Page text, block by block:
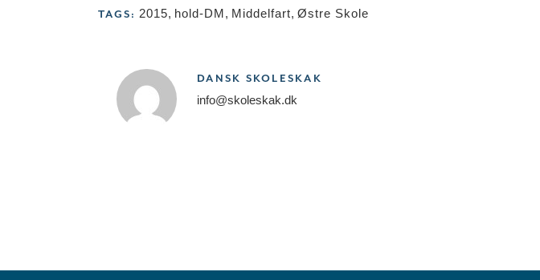
TAGS: 2015, hold-DM, Middelfart,Østre Skole
DANSK SKOLESKAK
info@skoleskak.dk